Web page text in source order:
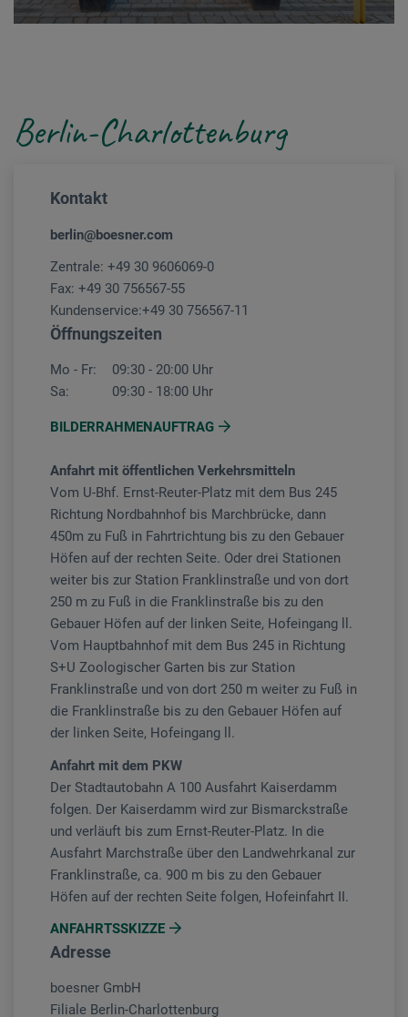
Berlin-Charlottenburg
Kontakt
berlin@boesner.com
Zentrale: +49 30 9606069-0
Fax: +49 30 756567-55
Kundenservice:+49 30 756567-11
Öffnungszeiten
Mo - Fr:
09:30 - 20:00 Uhr
Sa:
09:30 - 18:00 Uhr
BILDERRAHMENAUFTRAG
Anfahrt mit öffentlichen Verkehrsmitteln
Vom U-Bhf. Ernst-Reuter-Platz mit dem Bus 245
Richtung Nordbahnhof bis Marchbrücke, dann
450m zu Fuß in Fahrtrichtung bis zu den Gebauer
Höfen auf der rechten Seite. Oder drei Stationen
weiter bis zur Station Franklinstraße und von dort
250 m zu Fuß in die Franklinstraße bis zu den
Gebauer Höfen auf der linken Seite, Hofeingang ll.
Vom Hauptbahnhof mit dem Bus 245 in Richtung
S+U Zoologischer Garten bis zur Station
Franklinstraße und von dort 250 m weiter zu Fuß in
die Franklinstraße bis zu den Gebauer Höfen auf
der linken Seite, Hofeingang ll.
Anfahrt mit dem PKW
Der Stadtautobahn A 100 Ausfahrt Kaiserdamm
folgen. Der Kaiserdamm wird zur Bismarckstraße
und verläuft bis zum Ernst-Reuter-Platz. In die
Ausfahrt Marchstraße über den Landwehrkanal zur
Franklinstraße, ca. 900 m bis zu den Gebauer
Höfen auf der rechten Seite folgen, Hofeinfahrt II.
ANFAHRTSSKIZZE
Adresse
boesner GmbH
Filiale Berlin-Charlottenburg